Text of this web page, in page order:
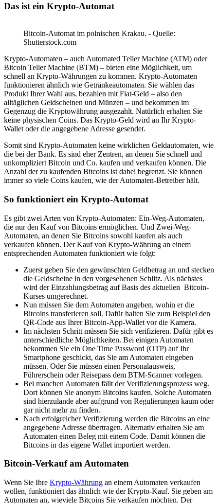
Das ist ein Krypto-Automat
Bitcoin-Automat im polnischen Krakau. - Quelle:
Shutterstock.com
Krypto-Automaten – auch Automated Teller Machine (ATM) oder
Bitcoin Teller Machine (BTM) – bieten eine Möglichkeit, um
schnell an Krypto-Währungen zu kommen. Krypto-Automaten
funktionieren ähnlich wie Getränkeautomaten. Sie wählen das
Produkt Ihrer Wahl aus, bezahlen mit Fiat-Geld – also den
alltäglichen Geldscheinen und Münzen – und bekommen im
Gegenzug die Kryptowährung ausgezahlt. Natürlich erhalten Sie
keine physischen Coins. Das Krypto-Geld wird an Ihr Krypto-
Wallet oder die angegebene Adresse gesendet.
Somit sind Krypto-Automaten keine wirklichen Geldautomaten, wie
die bei der Bank. Es sind eher Zentren, an denen Sie schnell und
unkompliziert Bitcoin und Co. kaufen und verkaufen können. Die
Anzahl der zu kaufenden Bitcoins ist dabei begrenzt. Sie können
immer so viele Coins kaufen, wie der Automaten-Betreiber hält.
So funktioniert ein Krypto-Automat
Es gibt zwei Arten von Krypto-Automaten: Ein-Weg-Automaten,
die nur den Kauf von Bitcoins ermöglichen. Und Zwei-Weg-
Automaten, an denen Sie Bitcoins sowohl kaufen als auch
verkaufen können. Der Kauf von Krypto-Währung an einem
entsprechenden Automaten funktioniert wie folgt:
Zuerst geben Sie den gewünschten Geldbetrag an und stecken
die Geldscheine in den vorgesehenen Schlitz. Als nächstes
wird der Einzahlungsbetrag auf Basis des aktuellen Bitcoin-
Kurses umgerechnet.
Nun müssen Sie dem Automaten angeben, wohin er die
Bitcoins transferieren soll. Dafür halten Sie zum Beispiel den
QR-Code aus Ihrer Bitcoin-App-Wallet vor die Kamera.
Im nächsten Schritt müssen Sie sich verifizieren. Dafür gibt es
unterschiedliche Möglichkeiten. Bei einigen Automaten
bekommen Sie ein One Time Password (OTP) auf Ihr
Smartphone geschickt, das Sie am Automaten eingeben
müssen. Oder Sie müssen einen Personalausweis,
Führerschein oder Reisepass dem BTM-Scanner vorlegen.
Bei manchen Automaten fällt der Verifizierungsprozess weg.
Dort können Sie anonym Bitcoins kaufen. Solche Automaten
sind hierzulande aber aufgrund von Regulierungen kaum oder
gar nicht mehr zu finden.
Nach erfolgreicher Verifizierung werden die Bitcoins an eine
angegebene Adresse übertragen. Alternativ erhalten Sie am
Automaten einen Beleg mit einem Code. Damit können die
Bitcoins in das eigene Wallet importiert werden.
Bitcoin-Verkauf am Automaten
Wenn Sie Ihre Krypto-Währung an einem Automaten verkaufen
wollen, funktioniert das ähnlich wie der Krypto-Kauf. Sie geben am
Automaten an, wieviele Bitcoins Sie verkaufen möchten. Der